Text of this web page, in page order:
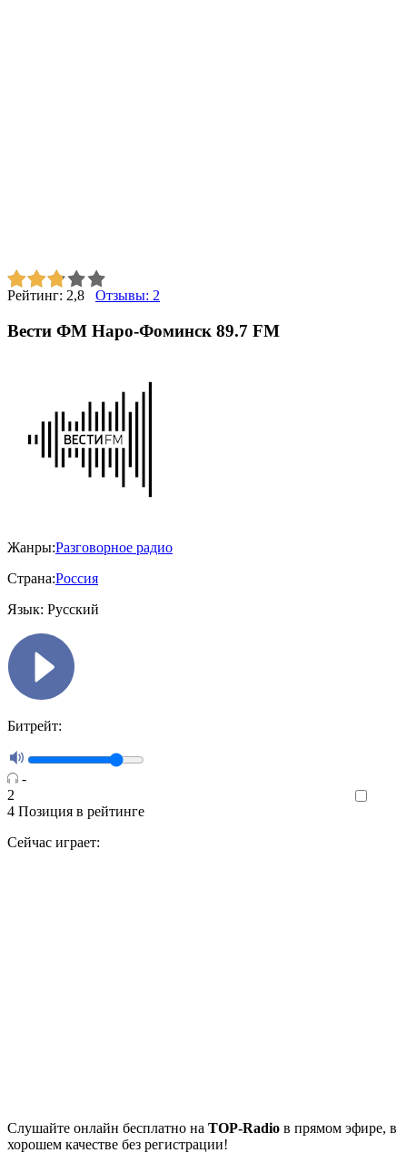
Рейтинг: 2,8 Отзывы: 2
Вести ФМ Наро-Фоминск 89.7 FM
Жанры:Разговорное радио
Страна:Россия
Язык: Русский
Битрейт:
-
2
4 Позиция в рейтинге
Сейчас играет:
Cлушайте онлайн бесплатно на TOP-Radio в прямом эфире, в
хорошем качестве без регистрации!